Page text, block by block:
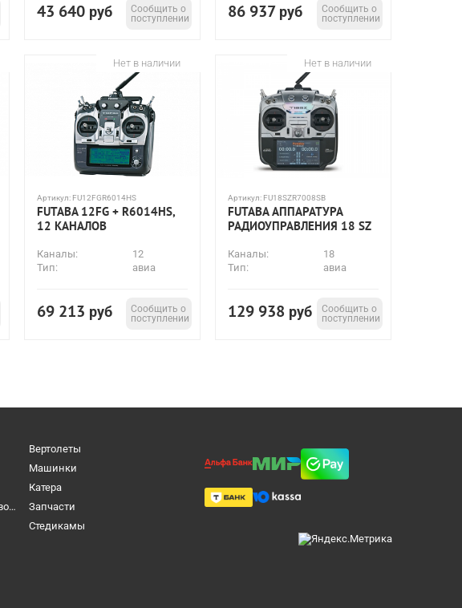
43 640 руб
Сообщить о
поступлении
86 937 руб
Сообщить о
поступлении
Нет в наличии
Артикул: FU12FGR6014HS
FUTABA 12FG + R6014HS,
12 КАНАЛОВ
Каналы:
12
Тип:
авиа
69 213 руб
Сообщить о
поступлении
Нет в наличии
Артикул: FU18SZR7008SB
FUTABA АППАРАТУРА
РАДИОУПРАВЛЕНИЯ 18 SZ
Каналы:
18
Тип:
авиа
129 938 руб
Сообщить о
поступлении
Вертолеты
Машинки
Катера
Конструкторы, наборы для творчества и настольные игры
Запчасти
Cтедикамы